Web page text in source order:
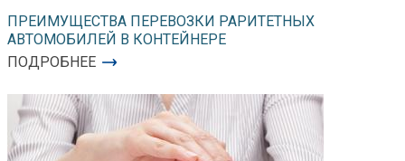
ПРЕИМУЩЕСТВА ПЕРЕВОЗКИ РАРИТЕТНЫХ
АВТОМОБИЛЕЙ В КОНТЕЙНЕРЕ
ПОДРОБНЕЕ